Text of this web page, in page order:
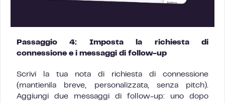
Passaggio 4: Imposta la richiesta di
connessione e i messaggi di follow-up
Scrivi la tua nota di richiesta di connessione
(mantienila breve, personalizzata, senza pitch).
Aggiungi due messaggi di follow-up: uno dopo